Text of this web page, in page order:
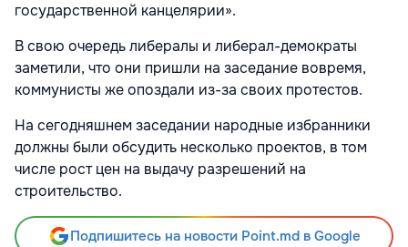
государственной канцелярии».
В свою очередь либералы и либерал-демократы
заметили, что они пришли на заседание вовремя,
коммунисты же опоздали из-за своих протестов.
На сегодняшнем заседании народные избранники
должны были обсудить несколько проектов, в том
числе рост цен на выдачу разрешений на
строительство.
Подпишитесь на новости Point.md в Google